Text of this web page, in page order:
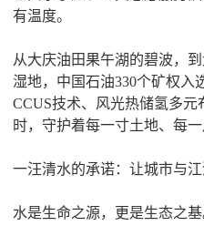
有温度。
从大庆油田果午湖的碧波，
湿地，中国石油330个矿权入
CCUS技术、风光热储氢多元
时，守护着每一寸土地、每一
一汪清水的承诺：让城市与
水是生命之源，更是生态之基